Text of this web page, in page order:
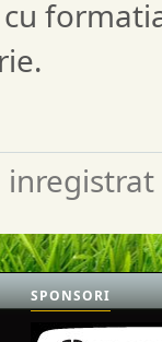
SPONSORI